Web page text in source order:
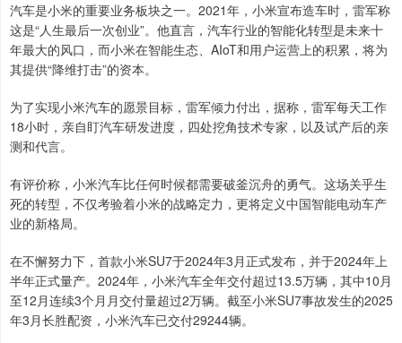
汽车是小米的重要业务板块之一。2021年，小米宣布造车时，雷军称
这是“人生最后一次创业”。他直言，汽车行业的智能化转型是未来十
年最大的风口，而小米在智能生态、AIoT和用户运营上的积累，将为
其提供“降维打击”的资本。
为了实现小米汽车的愿景目标，雷军倾力付出，据称，雷军每天工作
18小时，亲自盯汽车研发进度，四处挖角技术专家，以及试产后的亲
测和代言。
有评价称，小米汽车比任何时候都需要破釜沉舟的勇气。这场关乎生
死的转型，不仅考验着小米的战略定力，更将定义中国智能电动车产
业的新格局。
在不懈努力下，首款小米SU7于2024年3月正式发布，并于2024年上
半年正式量产。2024年，小米汽车全年交付超过13.5万辆，其中10月
至12月连续3个月月交付量超过2万辆。截至小米SU7事故发生的2025
年3月长胜配资，小米汽车已交付29244辆。